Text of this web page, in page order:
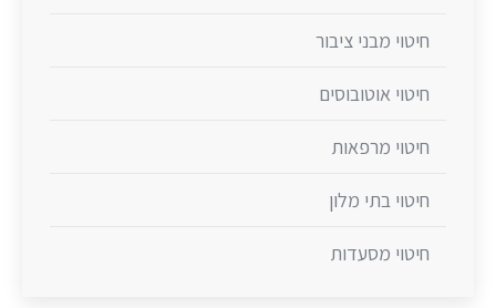
חיטוי מבני ציבור
חיטוי אוטובוסים
חיטוי מרפאות
חיטוי בתי מלון
חיטוי מסעדות